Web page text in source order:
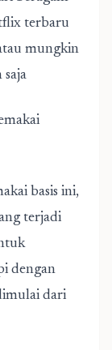
terbaru
mungkin
saja
basis ini,
terjadi
dengan
dari